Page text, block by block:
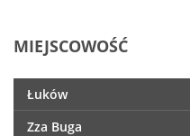
MIEJSCOWOŚĆ
Łuków
Zza Buga